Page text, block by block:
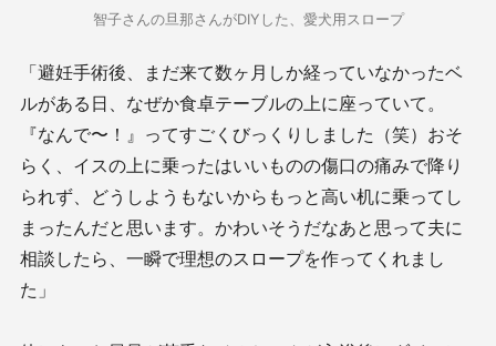
智子さんの旦那さんがDIYした、愛犬用スロープ
「避妊手術後、まだ来て数ヶ月しか経っていなかったベ
ルがある日、なぜか食卓テーブルの上に座っていて。
『なんで〜！』ってすごくびっくりしました（笑）おそ
らく、イスの上に乗ったはいいものの傷口の痛みで降り
られず、どうしようもないからもっと高い机に乗ってし
まったんだと思います。かわいそうだなあと思って夫に
相談したら、一瞬で理想のスロープを作ってくれまし
た」